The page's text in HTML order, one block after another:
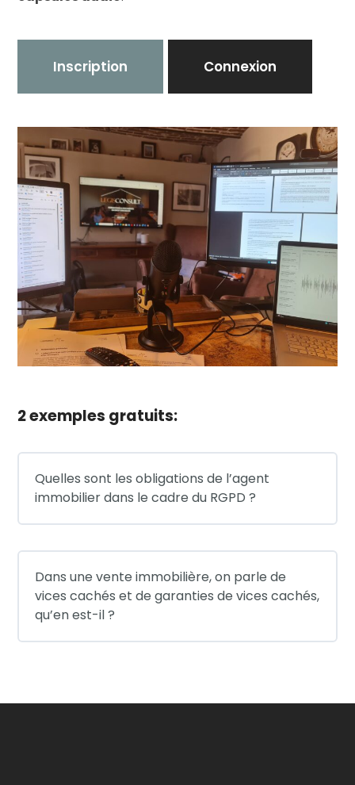
Inscription Connexion
2 exemples gratuits:
Quelles sont les obligations de l’agent
immobilier dans le cadre du RGPD ?
Dans une vente immobilière, on parle de
vices cachés et de garanties de vices cachés,
qu’en est-il ?